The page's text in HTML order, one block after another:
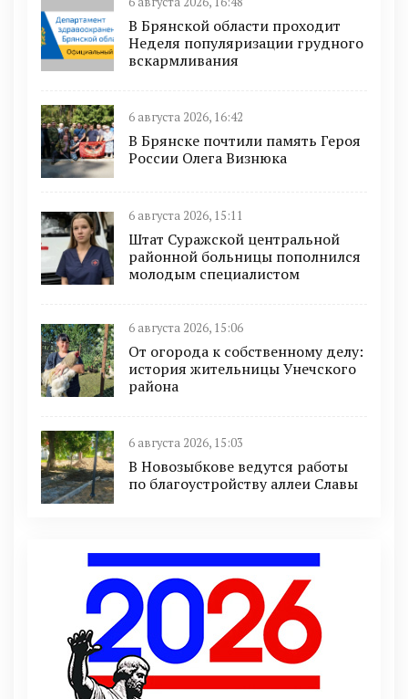
В Брянской области проходит
Неделя популяризации грудного
вскармливания
6 августа 2026, 16:42
В Брянске почтили память Героя
России Олега Визнюка
6 августа 2026, 15:11
Штат Суражской центральной
районной больницы пополнился
молодым специалистом
6 августа 2026, 15:06
От огорода к собственному делу:
история жительницы Унечского
района
6 августа 2026, 15:03
В Новозыбкове ведутся работы
по благоустройству аллеи Славы